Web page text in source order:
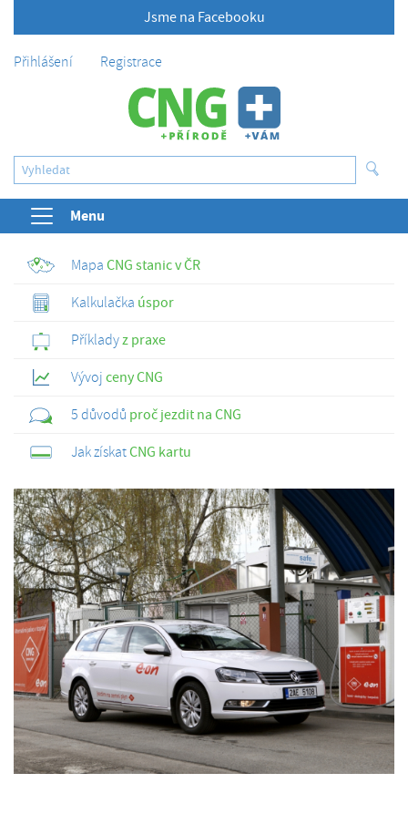
Jsme na Facebooku
Přihlášení Registrace
Menu
Mapa CNG stanic v ČR
Kalkulačka úspor
Příkladyz praxe
Vývoj ceny CNG
5 důvodů proč jezdit na CNG
Jak získatCNG kartu